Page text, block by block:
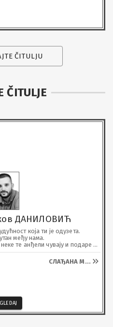
ČITULJU
ČITULJE
ДАНИЛОВИЋ
која ти је одузета.
међу нама.
те анђели чувају и подаре
СЛАЂАНА М ...